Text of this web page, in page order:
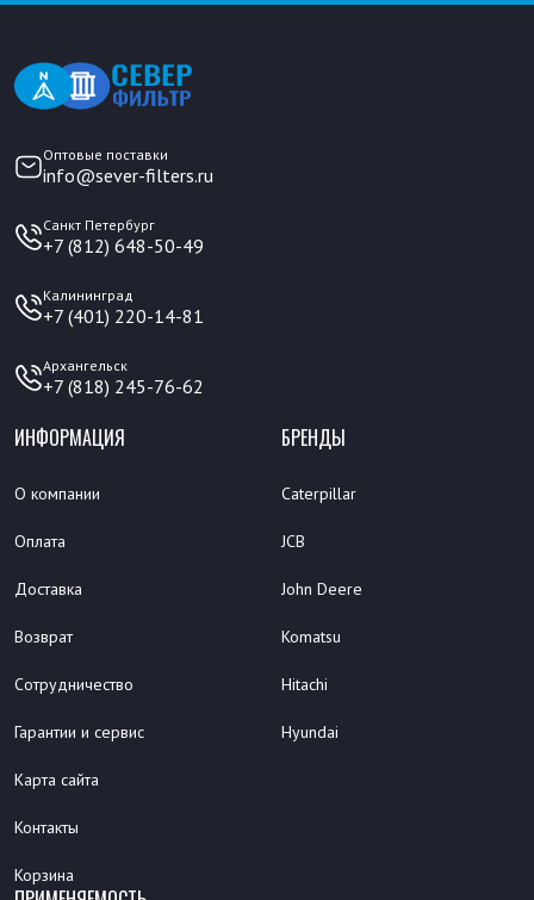
Оптовые поставки
info@sever-filters.ru
Санкт Петербург
+7 (812) 648-50-49
Калининград
+7 (401) 220-14-81
Архангельск
+7 (818) 245-76-62
ИНФОРМАЦИЯ
О компании
Оплата
Доставка
Возврат
Сотрудничество
Гарантии и сервис
Карта сайта
Контакты
Корзина
БРЕНДЫ
Caterpillar
JCB
John Deere
Komatsu
Hitachi
Hyundai